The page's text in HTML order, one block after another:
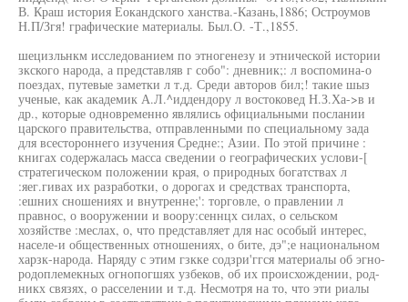
В. Краш история Еокандского ханства.-Казань,1886; Остроумов
Н.П/Згя! графические материалы. Был.О. -Т.,1855.
шецизльнкм исследованием по этногенезу и этнической истории
зкского народа, а представляв г собо": дневник;: л воспомина-о
поездах, путевые заметки л т.д. Среди авторов бил;! такие шыз
ученые, как академик А.Л.^иддендору л востоковед Н.З.Ха->в и
др., которые одновременно являлись официальными послании
царского правительства, отправленными по специальному зада
для всестороннего изучения Средне:; Азии. По этой причине :
книгах содержалась масса сведении о географических услови-[
стратегическом положении края, о природных богатствах л
:яег.гивах их разработки, о дорогах и средствах транспорта,
:ешних сношениях и внутренне;': торговле, о правлении л
правнос, о вооружении и воору:сеннцх силах, о сельском
хозяйстве :меслах, о, что представляет для нас особый интерес,
населе-и общественных отношениях, о бите, дэ";е национальном
харзк-народа. Наряду с этим гзкке содзри'ггся материалы об эгно-
родоплемекных огнопогшях узбеков, об их происхождении, род-
никх связях, о расселении и т.д. Несмотря на то, что эти риалы